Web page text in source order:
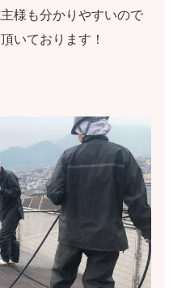
様も分かりやすいので
いております！